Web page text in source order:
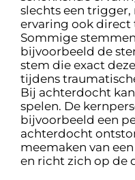
slechts een
ervaring ook direct
Sommige
bijvoorbeeld de
stem die exact
tijdens
Bij achterdocht
spelen. De
bijvoorbeeld een
achterdocht
meemaken van
en richt zich op de